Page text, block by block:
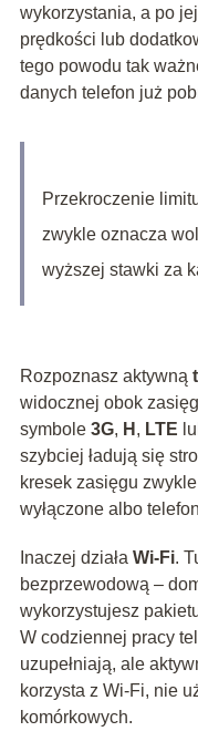
wykorzystania, a po
prędkości lub
tego powodu tak
danych telefon już
Przekroczenie
zwykle oznacza
wyższej stawki za
Rozpoznasz aktywną
widocznej obok
symbole 3G, H , LTE
szybciej ładują się
kresek zasięgu
wyłączone albo
Inaczej działa Wi‑Fi.
bezprzewodową –
wykorzystujesz
W codziennej pracy
uzupełniają, ale
korzysta z Wi‑Fi, nie
komórkowych.